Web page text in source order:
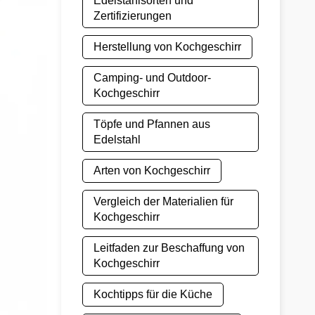
Zertifizierungen
Herstellung von Kochgeschirr
Camping- und Outdoor-
Kochgeschirr
Töpfe und Pfannen aus
Edelstahl
Arten von Kochgeschirr
Vergleich der Materialien für
Kochgeschirr
Leitfaden zur Beschaffung von
Kochgeschirr
Kochtipps für die Küche